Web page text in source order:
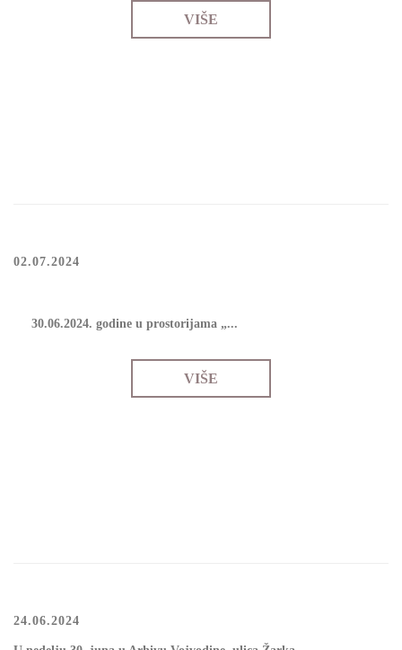
VIŠE
02.07.2024
30.06.2024. gоdinе u prоstоriјаmа „...
VIŠE
24.06.2024